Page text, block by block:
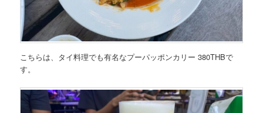
こちらは、タイ料理でも有名なプーパッポンカリー 380THBで
す。